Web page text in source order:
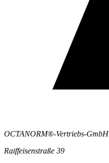
OCTANORM®-Vertriebs-GmbH
Raiffeisenstraße 39